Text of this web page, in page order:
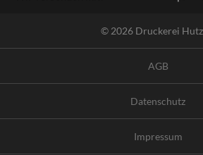
© 2026 Druckerei
AGB
Datenschutz
Impressum